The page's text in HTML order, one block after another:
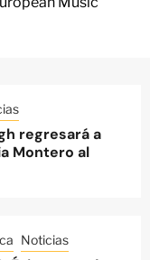
regresará a
Montero al
Noticias